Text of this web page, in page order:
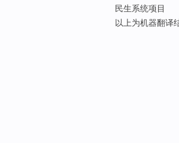
民生系统项目
以上为机器翻译